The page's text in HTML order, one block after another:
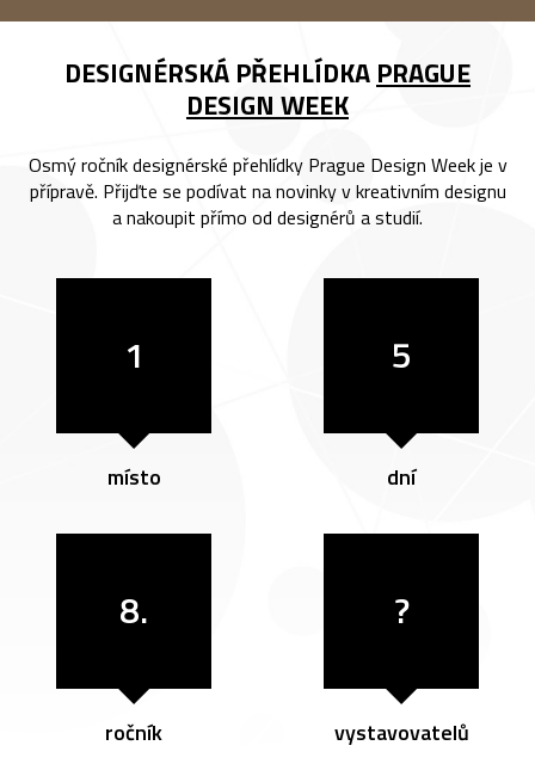
DESIGNÉRSKÁ PŘEHLÍDKA PRAGUE
DESIGN WEEK
Osmý ročník designérské přehlídky Prague Design Week je v
přípravě. Přijďte se podívat na novinky v kreativním designu
a nakoupit přímo od designérů a studií.
1
místo
5
dní
8.
ročník
?
vystavovatelů